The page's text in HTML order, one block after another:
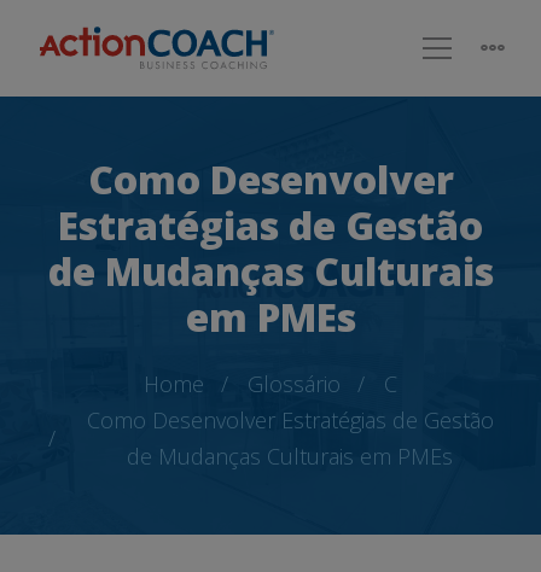
Como Desenvolver
Estratégias de Gestão
de Mudanças Culturais
em PMEs
Home Glossário
C
Como Desenvolver Estratégias de Gestão
de Mudanças Culturais em PMEs